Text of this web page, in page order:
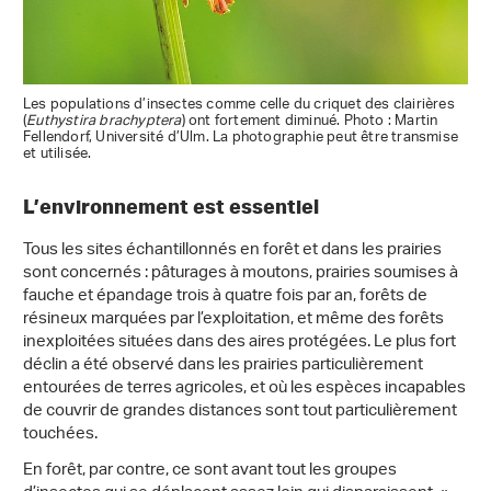
Les populations d’insectes comme celle du criquet des clairières
(Euthystira brachyptera) ont fortement diminué. Photo : Martin
Fellendorf, Université d’Ulm. La photographie peut être transmise
et utilisée.
L’environnement est essentiel
Tous les sites échantillonnés en forêt et dans les prairies
sont concernés : pâturages à moutons, prairies soumises à
fauche et épandage trois à quatre fois par an, forêts de
résineux marquées par l’exploitation, et même des forêts
inexploitées situées dans des aires protégées. Le plus fort
déclin a été observé dans les prairies particulièrement
entourées de terres agricoles, et où les espèces incapables
de couvrir de grandes distances sont tout particulièrement
touchées.
En forêt, par contre, ce sont avant tout les groupes